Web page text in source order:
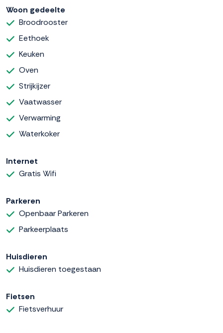
Woon gedeelte
Broodrooster
Eethoek
Keuken
Oven
Strijkijzer
Vaatwasser
Verwarming
Waterkoker
Internet
Gratis Wifi
Parkeren
Openbaar Parkeren
Parkeerplaats
Huisdieren
Huisdieren toegestaan
Fietsen
Fietsverhuur